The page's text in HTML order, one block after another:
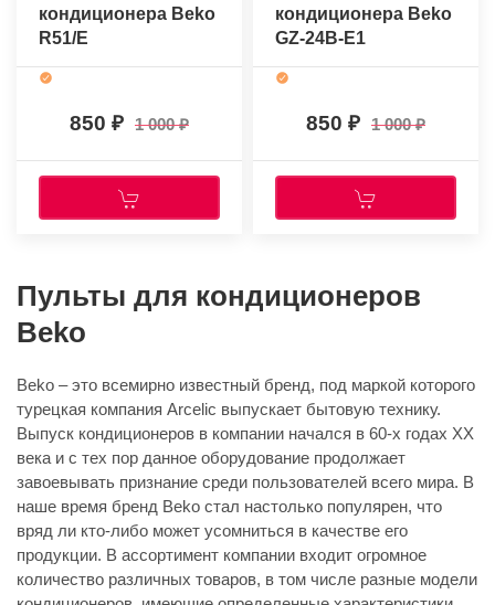
кондиционера Beko
R51/E
(оригинальный)
850 1 000
кондиционера Beko
GZ-24B-E1
(оригинальный)
850 1 000
Пульты для кондиционеров
Beko
Beko – это всемирно известный бренд, под маркой которого
турецкая компания Arcelic выпускает бытовую технику.
Выпуск кондиционеров в компании начался в 60-х годах XX
века и с тех пор данное оборудование продолжает
завоевывать признание среди пользователей всего мира. В
наше время бренд Beko стал настолько популярен, что
вряд ли кто-либо может усомниться в качестве его
продукции. В ассортимент компании входит огромное
количество различных товаров, в том числе разные модели